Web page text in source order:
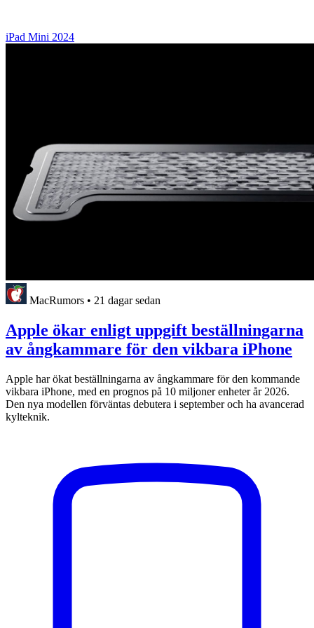
iPad Mini 2024
MacRumors • 21 dagar sedan
Apple ökar enligt uppgift beställningarna
av ångkammare för den vikbara iPhone
Apple har ökat beställningarna av ångkammare för den kommande
vikbara iPhone, med en prognos på 10 miljoner enheter år 2026.
Den nya modellen förväntas debutera i september och ha avancerad
kylteknik.